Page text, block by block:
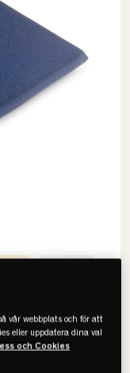
vår webbplats och för att
eller uppdatera dina val
och Cookies